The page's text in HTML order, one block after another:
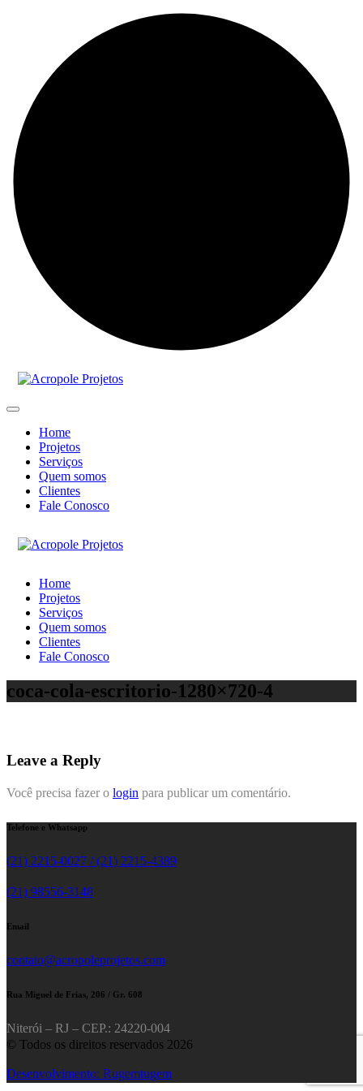
Home
Projetos
Serviços
Quem somos
Clientes
Fale Conosco
Home
Projetos
Serviços
Quem somos
Clientes
Fale Conosco
coca-cola-escritorio-1280×720-4
Leave a Reply
Você precisa fazer o login para publicar um comentário.
Telefone e Whatsapp
(21) 2215-0027 / (21) 2215-4389
(21) 98556-3148
Email
contato@acropoleprojetos.com
Rua Miguel de Frias, 206 / Gr. 608
Niterói – RJ – CEP.: 24220-004
© Todos os direitos reservados 2026
Desenvolvimento: Rugemtugem